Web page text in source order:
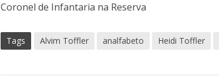
Coronel de Infantaria na Reserva
Tags Alvim Toffler analfabeto Heidi Toffler